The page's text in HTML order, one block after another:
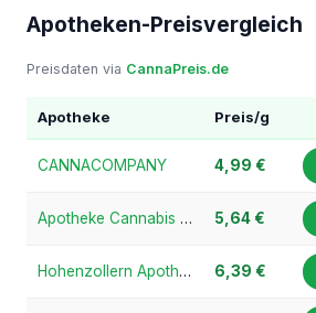
Apotheken-Preisvergleich
Preisdaten via CannaPreis.de
Apotheke Preis/g
CANNACOMPANY 4,99 €
Apotheke Cannabis Prime 5,64 €
Hohenzollern Apotheke 6,39 €